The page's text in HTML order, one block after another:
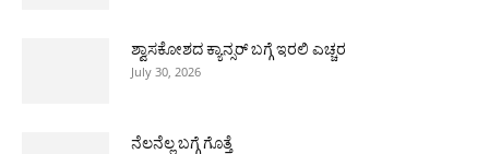
ಶ್ವಾಸಕೋಶದ ಕ್ಯಾನ್ಸರ್ ಬಗ್ಗೆ ಇರಲಿ ಎಚ್ಚರ
July 30, 2026
ನೆಲನೆಲ್ಲ ಬಗ್ಗೆ ಗೊತ್ತೆ